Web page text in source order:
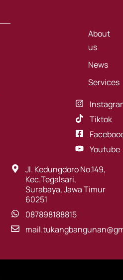
About
us
News
Services
Tiktok
Youtube
Jl. Kedungdoro No.149,
Kec.Tegalsari,
Surabaya, Jawa Timur
60251
087898188815